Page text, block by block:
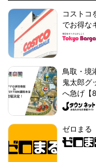
コストコ
でお得な
鳥取・境
鬼太郎グ
へ急げ【
ゼロまる